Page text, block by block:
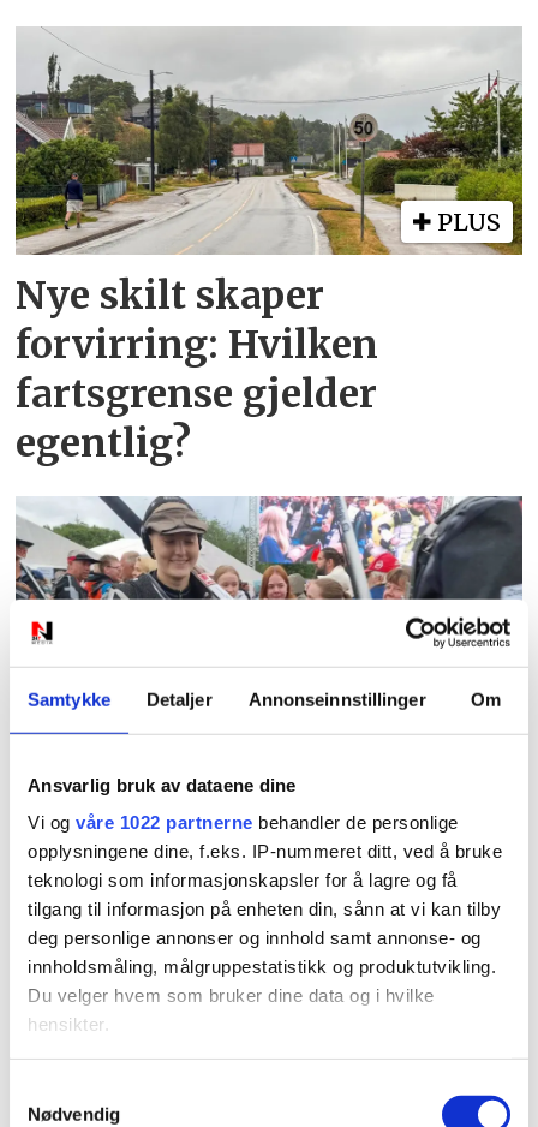
Samtykke Detaljer Annonseinnstillinger Om
Ansvarlig bruk av dataene dine
Vi og våre 1022 partnerne behandler de personlige
opplysningene dine, f.eks. IP-nummeret ditt, ved å bruke
teknologi som informasjonskapsler for å lagre og få
tilgang til informasjon på enheten din, sånn at vi kan tilby
deg personlige annonser og innhold samt annonse- og
innholdsmåling, målgruppestatistikk og produktutvikling.
Du velger hvem som bruker dine data og i hvilke
hensikter.
Innhente informasjon om den geografiske
Nødvendig
PLUS
Nye skilt skaper
forvirring: Hvilken
fartsgrense gjelder
egentlig?
PLUS
Vant ungdomslaget på LS
- små marginer da
Kongelaget var i aksjon
PLUS